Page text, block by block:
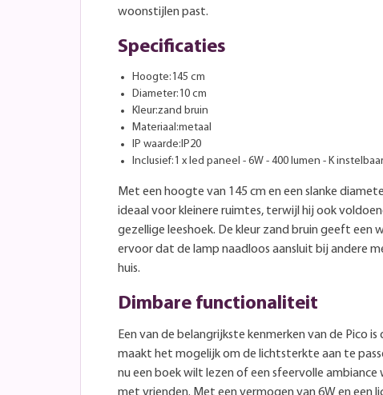
woonstijlen past.
Specificaties
Hoogte:145 cm
Diameter:10 cm
Kleur:zand bruin
Materiaal:metaal
IP waarde:IP20
Inclusief:1 x led paneel - 6W - 400 lumen - K instelbaar
Met een hoogte van 145 cm en een slanke
ideaal voor kleinere ruimtes, terwijl hij ook
gezellige leeshoek. De kleur zand bruin geeft een
ervoor dat de lamp naadloos aansluit bij andere
huis.
Dimbare functionaliteit
Een van de belangrijkste kenmerken van de Pico
maakt het mogelijk om de lichtsterkte aan te
nu een boek wilt lezen of een sfeervolle ambiance
met vrienden. Met een vermogen van 6W en een